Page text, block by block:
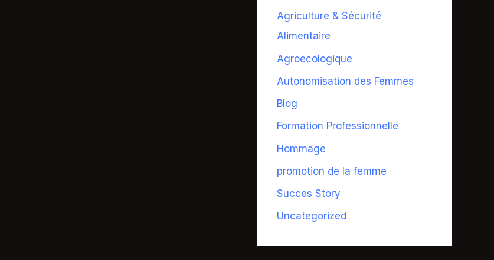
Agriculture & Sécurité
Alimentaire
Agroecologique
Autonomisation des Femmes
Blog
Formation Professionnelle
Hommage
promotion de la femme
Succes Story
Uncategorized